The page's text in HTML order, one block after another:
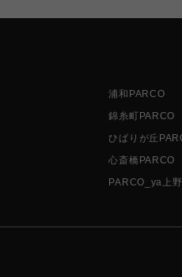
浦和PARCO
錦糸町PARCO
ひばりが丘
心斎橋PARCO
PARCO_ya上野